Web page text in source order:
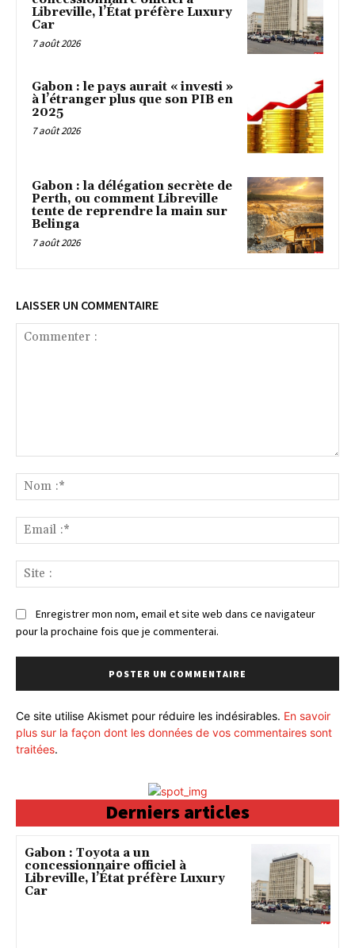
Libreville, l’État préfère Luxury
Car
7 août 2026
Gabon : le pays aurait « investi »
à l’étranger plus que son PIB en
2025
7 août 2026
Gabon : la délégation secrète de
Perth, ou comment Libreville
tente de reprendre la main sur
Belinga
7 août 2026
LAISSER UN COMMENTAIRE
:*
:*
:
Enregistrer mon nom, email et site web dans ce navigateur
pour la prochaine fois que je commenterai.
Ce site utilise Akismet pour réduire les indésirables. En savoir
plus sur la façon dont les données de vos commentaires sont
traitées.
Derniers articles
Gabon : Toyota a un
concessionnaire officiel à
Libreville, l’État préfère Luxury
Car